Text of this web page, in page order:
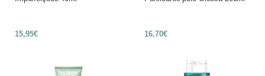
15,95€ 16,70€